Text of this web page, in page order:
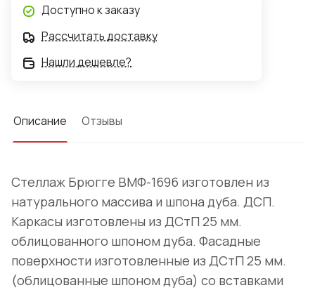
Доступно к заказу
Рассчитать доставку
Нашли дешевле?
Описание Отзывы
Стеллаж Брюгге ВМФ-1696 изготовлен из
натурального массива и шпона дуба. ДСП.
Каркасы изготовлены из ДСтП 25 мм.
облицованного шпоном дуба. Фасадные
поверхности изготовленные из ДСтП 25 мм.
(облицованные шпоном дуба) со вставками